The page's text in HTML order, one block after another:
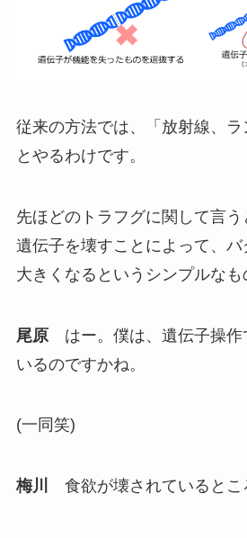
従来の方法では、「放射線、ラ
とやるわけです。
先ほどのトラフグに関して言
遺伝子を壊すことによって、バ
大きくなるというシンプルなも
尾原はー。僕は、遺伝子操作
いるのですかね。
(一同笑)
梅川 食欲が壊されているとこ